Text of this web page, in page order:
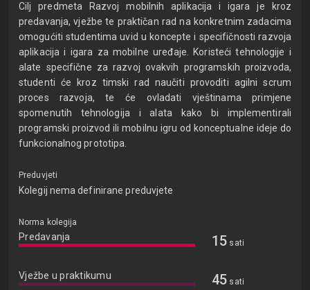
Cilj predmeta Razvoj mobilnih aplikacija i igara je kroz
predavanja, vježbe te praktičan rad na konkretnim zadacima
omogućiti studentima uvid u koncepte i specifičnosti razvoja
aplikacija i igara za mobilne uređaje. Koristeći tehnologije i
alate specifične za razvoj ovakvih programskih proizvoda,
studenti će kroz timski rad naučiti provoditi agilni scrum
proces razvoja, te će ovladati vještinama primjene
spomenutih tehnologija i alata kako bi implementirali
programski proizvod ili mobilnu igru od konceptualne ideje do
funkcionalnog prototipa.
Preduvjeti
Kolegij nema definirane preduvjete
Norma kolegija
Predavanja 15 sati
Vježbe u praktikumu 45 sati